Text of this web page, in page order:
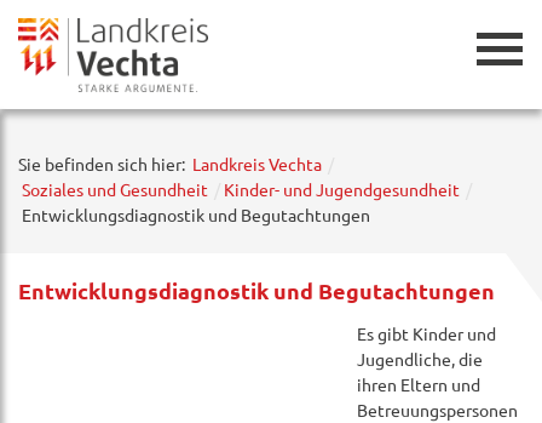
Sie befinden sich hier: Landkreis Vechta
Soziales und Gesundheit
Kinder- und Jugendgesundheit
Entwicklungsdiagnostik und Begutachtungen
Entwicklungsdiagnostik und Begutachtungen
Es gibt Kinder und
Jugendliche, die
ihren Eltern und
Betreuungspersonen